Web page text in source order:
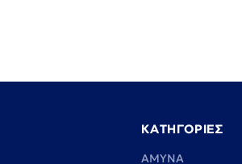
ΚΑΤΗΓΟΡΙΕΣ
ΑΜΥΝΑ